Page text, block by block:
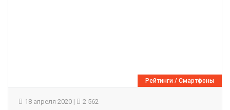
Рейтинги / Смартфоны
18 апреля 2020 | 2 562